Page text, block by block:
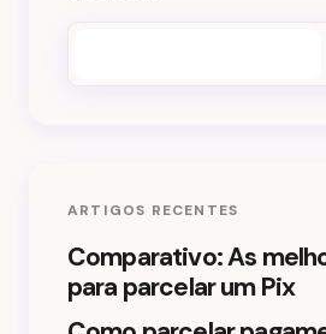
Seu comentário *
ARTIGOS RECENTES
Comparativo: As
para parcelar um Pix